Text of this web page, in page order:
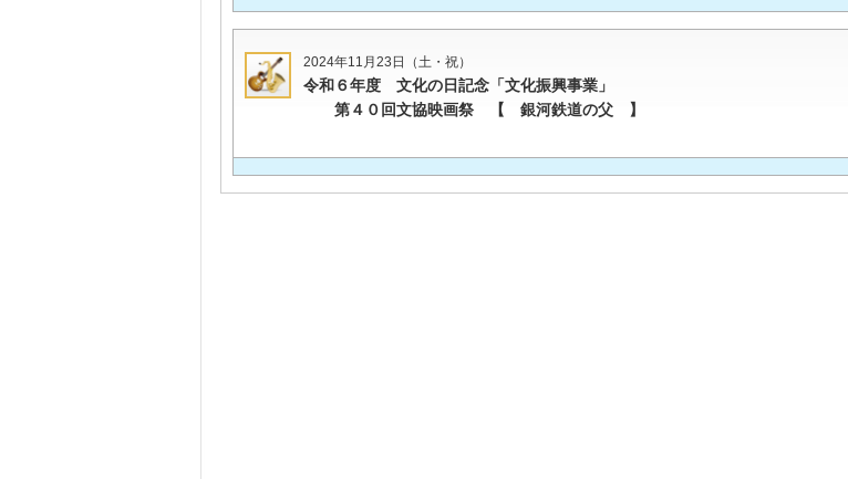
2024年11月23日（土・祝）
令和６年度 文化の日記念「文化振興事業」
第４０回文協映画祭 【 銀河鉄道の父 】